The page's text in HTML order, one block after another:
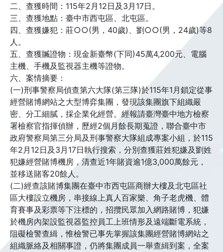
二、查獲時間：115年2月12日及3月17日。
三、查獲地點：臺中市西屯區、北屯區。
四、查獲嫌犯：莊○○(男，40歲)、劉○○(男，24歲)等8
人。
五、查獲贓證物：現金新臺幣(下同)45萬4,200元、電腦
主機、手機及監視器主機等證物。
六、案情摘要：
(一)刑事警察局偵查第六大隊(第三隊)於115年1月鎖定從事
經營賭博網站之大型博弈集團，發現該集團旗下組織嚴
密、分工細膩，採企業化經營。經報請臺灣臺中地方檢察
署檢察官指揮偵辦，歷經2個月餘長期蒐證，聯合臺中市
政府警察局第三分局及刑事警察大隊組成專案小組，於115
年2月12日及3月17日執行搜索，分別查獲莊姓犯嫌及劉姓
犯嫌經營賭博機房，清查近1年賭資逾1億3,000萬餘元，
並移送賭客20餘人。
(二)經查該賭博集團在臺中市西屯區商辦大樓及北屯區社
區大樓設立機房，串接線上真人百家樂、角子老虎機、體
育賽事及彩票等下注標的，招攬民眾加入網路賭博，犯嫌
於機房內架設監視器監控員工上班情形及遠端斷電系統，
阻礙檢警查緝，惟檢警已事先掌握該集團經營賭博網站之
組織脈絡及相關事證，仍將集團成員一舉查緝到案，全案